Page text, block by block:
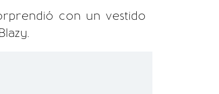
con un vestido